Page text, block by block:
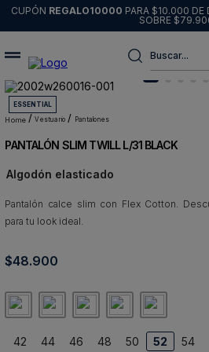
CUPÓN REGALO10000 PARA $10.000 DE
SOBRE
Buscar...
ESSENTIAL
vestuario
pantalones
PANTALÓN SLIM TWILL L/31 BLACK
Algodón elasticado
Pantalón calce slim con Flex Cotton.
para tu look ideal.
$48.900
42 44 46 48 50 52 54
Términos más buscados
1.
sweater
2.
chaquetas
3.
pantalon
4.
camisas
6.
blazer
8.
chaqueta
9.
poleron